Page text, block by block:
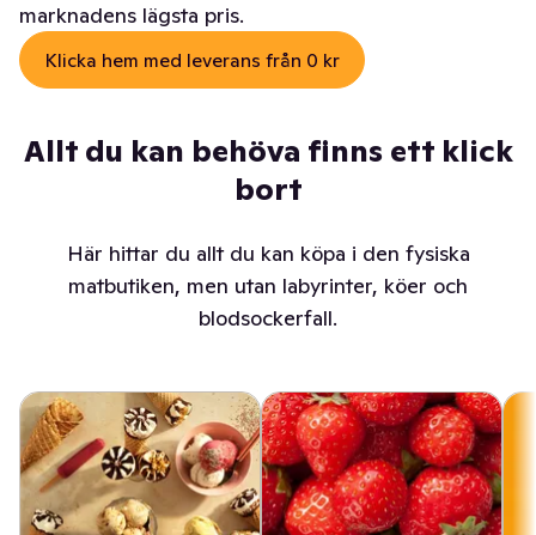
marknadens lägsta pris.
Klicka hem med leverans från 0 kr
Allt du kan behöva finns ett klick
bort
Här hittar du allt du kan köpa i den fysiska
matbutiken, men utan labyrinter, köer och
blodsockerfall.